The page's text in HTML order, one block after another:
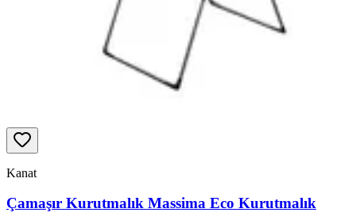
Kanat
Çamaşır Kurutmalık Massima Eco Kurutmalık